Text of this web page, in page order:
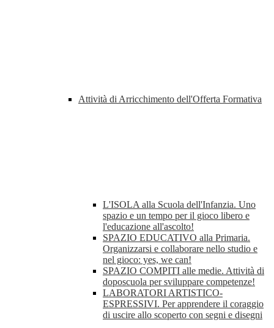
Attività di Arricchimento dell'Offerta Formativa
L'ISOLA alla Scuola dell'Infanzia. Uno
spazio e un tempo per il gioco libero e
l'educazione all'ascolto!
SPAZIO EDUCATIVO alla Primaria.
Organizzarsi e collaborare nello studio e
nel gioco: yes, we can!
SPAZIO COMPITI alle medie. Attività di
doposcuola per sviluppare competenze!
LABORATORI ARTISTICO-
ESPRESSIVI. Per apprendere il coraggio
di uscire allo scoperto con segni e disegni